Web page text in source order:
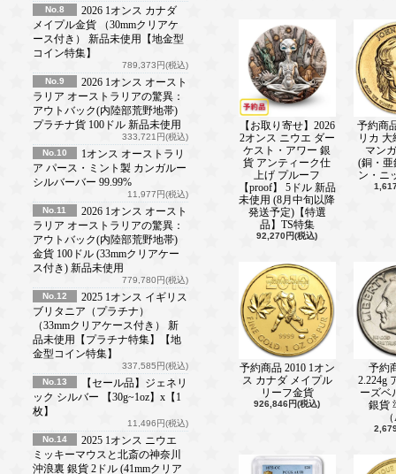
No.8
2026 1オンス カナダ
メイプル金貨 （30mmクリアケ
ース付き） 新品未使用【地金型
コイン特集】
789,373円(税込)
No.9
2026 1オンス オースト
ラリア オーストラリアの驚異：
アウトバック(内陸部荒野地帯)
プラチナ貨 100ドル 新品未使用
333,721円(税込)
No.10
1オンス オーストラリ
ア パース・ミント製 カンガルー
シルバーバー 99.99%
11,977円(税込)
No.11
2026 1オンス オースト
ラリア オーストラリアの驚異：
アウトバック(内陸部荒野地帯)
金貨 100ドル (33mmクリアケー
ス付き) 新品未使用
779,780円(税込)
No.12
2025 1オンス イギリス
ブリタニア（プラチナ）
（33mmクリアケース付き） 新
品未使用【プラチナ特集】【地
金型コイン特集】
337,585円(税込)
No.13
【セール品】ジェネリ
ック シルバー 【30g~1oz】x【1
枚】
11,496円(税込)
No.14
2025 1オンス ニウエ
ミッキーマウスと北斎の神奈川
沖浪裏 銀貨 2ドル (41mmクリア
新着情報■
2023年プルーフ版 ブリタニア発売
新着情報■
セールコーナーのご紹介！
新着情報■
ライトハウス社製 マジックカプセ
新着情報■
ライトハウスコインアクセサリー新
新着情報■
ヘンリー８世コイン発売開始しまし
【お取り寄せ】2026
2オンス ニウエ ダー
ケスト・アワー 銀
貨 アンティーク仕
上げ プルーフ
【proof】 5ドル 新品
未使用 (8月中旬以降
発送予定)【特選
品】TS特集
92,270円(税込)
予約商
リカ
マン
(銅・亜
ン・ニ
予約商品 2010 1オン
ス カナダ メイプル
リーフ金貨
926,846円(税込)
予約
2.224g
ーズベ
銀貨